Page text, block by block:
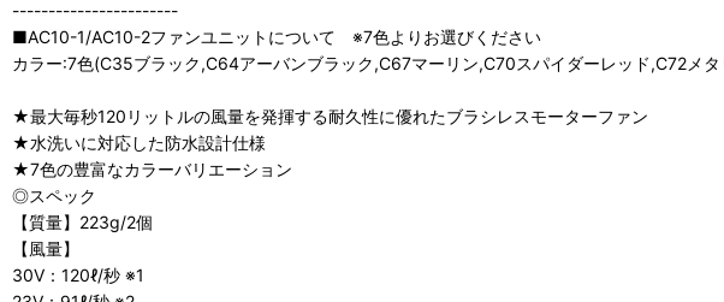
-----------------------
■AC10-1/AC10-2ファンユニットについて ※7色よりお選びください
カラー:7色(C35ブラック,C64アーバンブラック,C67マーリン,C70スパイダーレッド,C72メ
★最大毎秒120リットルの風量を発揮する耐久性に優れたブラシレスモーターファン
★水洗いに対応した防水設計仕様
★7色の豊富なカラーバリエーション
◎スペック
【質量】223g/2個
【風量】
30V：120ℓ/秒 ※1